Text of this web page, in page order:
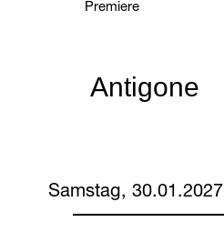
Antigone
Premiere
Samstag, 30.01.2027